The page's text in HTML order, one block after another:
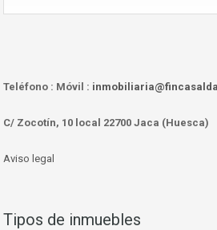
Teléfono : Móvil :
C/ Zocotín, 10 local 22700 Jaca (Huesca)
Aviso legal
Tipos de inmuebles